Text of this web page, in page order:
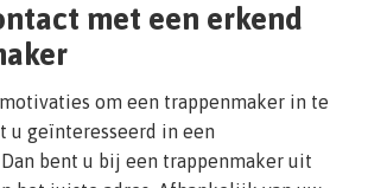
met een erkend
om een trappenmaker in te
u geïnteresseerd in een
bent u bij een trappenmaker uit